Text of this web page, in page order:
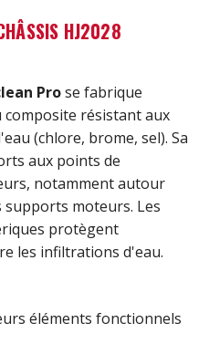
HJ2028
Prose fabrique
résistant aux
(chlore, brome, sel). Sa
aux points de
notamment autour
supports moteurs. Les
protègent
les infiltrations d'eau.
éléments fonctionnels